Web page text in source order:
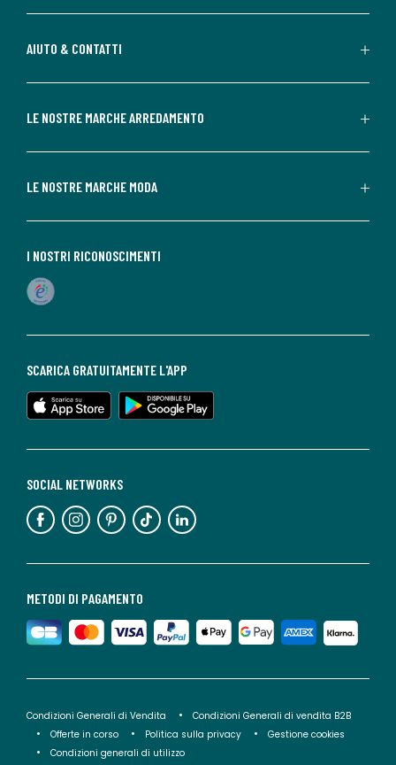
AIUTO & CONTATTI
LE NOSTRE MARCHE ARREDAMENTO
LE NOSTRE MARCHE MODA
METODI DI PAGAMENTO
SOCIAL NETWORKS
SCARICA GRATUITAMENTE L'APP
I NOSTRI RICONOSCIMENTI
Condizioni Generali di Vendita
Condizioni Generali di vendita B2B
Offerte in corso
Politica sulla privacy
Gestione cookies
Condizioni generali di utilizzo